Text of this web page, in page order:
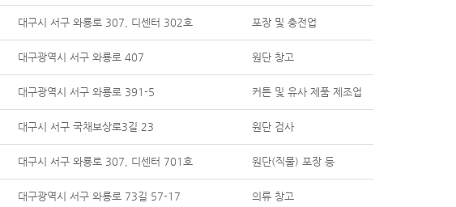
대구시 서구 와룡로 307, 디센터 302호 포장 및 충전업
대구광역시 서구 와룡로 407 원단 창고
대구광역시 서구 와룡로 391-5 커튼 및 유사 제품 제조업
대구시 서구 국채보상로3길 23 원단 검사
대구시 서구 와룡로 307, 디센터 701호 원단(직물) 포장 등
대구광역시 서구 와룡로 73길 57-17 의류 창고